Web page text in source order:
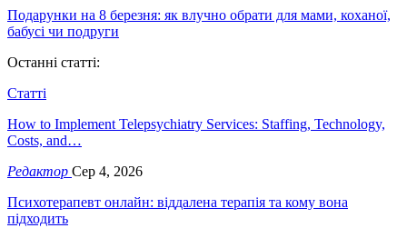
Подарунки на 8 березня: як влучно обрати для мами, коханої,
бабусі чи подруги
Останні статті:
Статті
How to Implement Telepsychiatry Services: Staffing, Technology,
Costs, and…
Редактор Сер 4, 2026
Психотерапевт онлайн: віддалена терапія та кому вона
підходить